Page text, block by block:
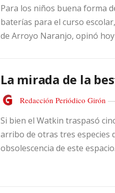
Para los niños buena forma
baterías para el curso
de Arroyo Naranjo, opinó hoy
La mirada de la
Redacción Periódico Girón —
Si bien el Watkin traspasó
arribo de otras tres especies
obsolescencia de este espacio.